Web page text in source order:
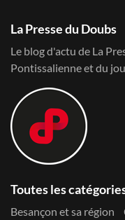
La Presse du Doubs
Le blog d'actu de La
Pontissalienne et du
Toutes les
Besançon et sa région